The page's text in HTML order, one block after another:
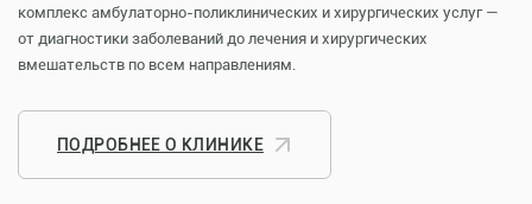
комплекс амбулаторно-поликлинических и хирургических услуг —
от диагностики заболеваний до лечения и хирургических
вмешательств по всем направлениям.
ПОДРОБНЕЕ О КЛИНИКЕ